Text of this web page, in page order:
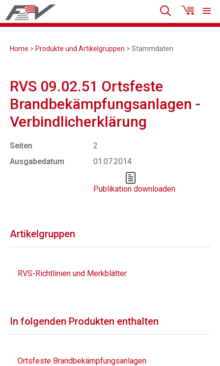
Home > Produkte und Artikelgruppen > Stammdaten
RVS 09.02.51 Ortsfeste
Brandbekämpfungsanlagen -
Verbindlicherklärung
Seiten
2
Ausgabedatum
01.07.2014
Publikation downloaden
Artikelgruppen
RVS-Richtlinien und Merkblätter
In folgenden Produkten enthalten
Ortsfeste Brandbekämpfungsanlagen